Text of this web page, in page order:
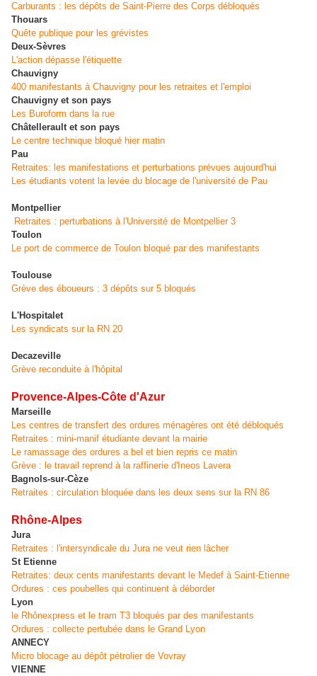
Carburants : les dépôts de Saint-Pierre des Corps débloqués
Thouars
Quête publique pour les grévistes
Deux-Sèvres
L'action dépasse l'étiquette
Chauvigny
400 manifestants à Chauvigny pour les retraites et l'emploi
Chauvigny et son pays
Les Buroform dans la rue
Châtellerault et son pays
Le centre technique bloqué hier matin
Pau
Retraites: les manifestations et perturbations prévues aujourd'hui
Les étudiants votent la levée du blocage de l'université de Pau
Montpellier
Retraites : perturbations à l'Université de Montpellier 3
Toulon
Le port de commerce de Toulon bloqué par des manifestants
Toulouse
Grève des éboueurs : 3 dépôts sur 5 bloqués
L'Hospitalet
Les syndicats sur la RN 20
Decazeville
Grève reconduite à l'hôpital
Provence-Alpes-Côte d'Azur
Marseille
Les centres de transfert des ordures ménagères ont été débloqués
Retraites : mini-manif étudiante devant la mairie
Le ramassage des ordures a bel et bien repris ce matin
Grève : le travail reprend à la raffinerie d'Ineos Lavera
Bagnols-sur-Cèze
Retraites : circulation bloquée dans les deux sens sur la RN 86
Rhône-Alpes
Jura
Retraites : l'intersyndicale du Jura ne veut rien lâcher
St Etienne
Retraites: deux cents manifestants devant le Medef à Saint-Etienne
Ordures : ces poubelles qui continuent à déborder
Lyon
le Rhônexpress et le tram T3 bloqués par des manifestants
Ordures : collecte pertubée dans le Grand Lyon
ANNECY
Micro blocage au dépôt pétrolier de Vovray
VIENNE